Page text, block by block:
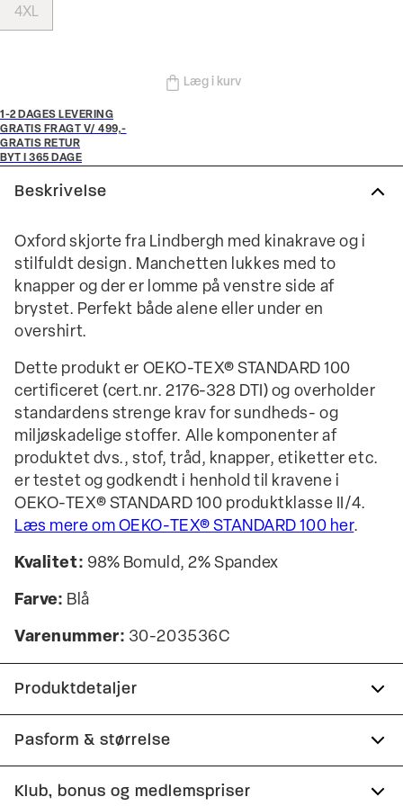
4XL
Læg i kurv
1-2 DAGES LEVERING
GRATIS FRAGT V/ 499,-
GRATIS RETUR
BYT I 365 DAGE
Beskrivelse
Oxford skjorte fra Lindbergh med kinakrave og i
stilfuldt design. Manchetten lukkes med to
knapper og der er lomme på venstre side af
brystet. Perfekt både alene eller under en
overshirt.
Dette produkt er OEKO-TEX® STANDARD 100
certificeret (cert.nr. 2176-328 DTI) og overholder
standardens strenge krav for sundheds- og
miljøskadelige stoffer. Alle komponenter af
produktet dvs., stof, tråd, knapper, etiketter etc.
er testet og godkendt i henhold til kravene i
OEKO-TEX® STANDARD 100 produktklasse II/4.
Læs mere om OEKO-TEX® STANDARD 100 her.
Kvalitet: 98% Bomuld, 2% Spandex
Farve: Blå
Varenummer: 30-203536C
Produktdetaljer
Skjorten har kinakrave.
Lomme på venstre bryst.
Manchetten har to knapper til at justere
Pasform & størrelse
Fit:Relaxed fit
Klub, bonus og medlemspriser